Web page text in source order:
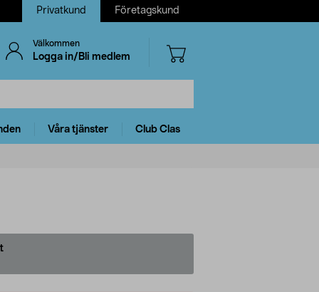
Privatkund Företagskund
Välkommen
Logga in/Bli medlem
Våra tjänster Club Clas